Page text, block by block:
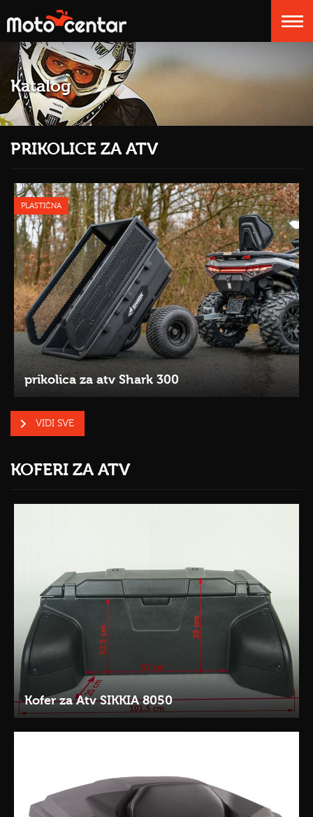
Katalog
PRIKOLICE ZA ATV
PLASTIČNA
prikolica za atv Shark 300
VIDI SVE
KOFERI ZA ATV
Kofer za Atv SIKKIA 8050